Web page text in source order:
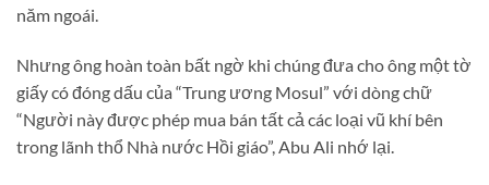
năm ngoái.
Nhưng ông hoàn toàn bất ngờ khi chúng đưa cho ông một tờ
giấy có đóng dấu của “Trung ương Mosul” với dòng chữ
“Người này được phép mua bán tất cả các loại vũ khí bên
trong lãnh thổ Nhà nước Hồi giáo”, Abu Ali nhớ lại.